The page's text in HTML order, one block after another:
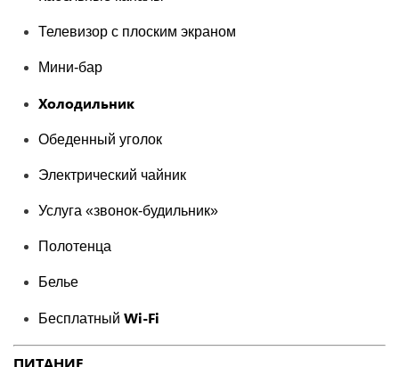
Телевизор с плоским экраном
Мини-бар
Холодильник
Обеденный уголок
Электрический чайник
Услуга «звонок-будильник»
Полотенца
Белье
Бесплатный Wi-Fi
ПИТАНИЕ